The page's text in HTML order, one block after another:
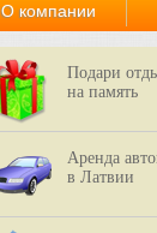
О компании
Подари
на память
Аренда
в Латвии